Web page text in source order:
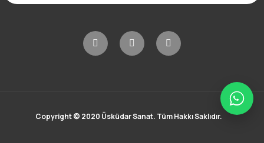
Copyright © 2020 Üsküdar Sanat. Tüm Hakkı Saklıdır.